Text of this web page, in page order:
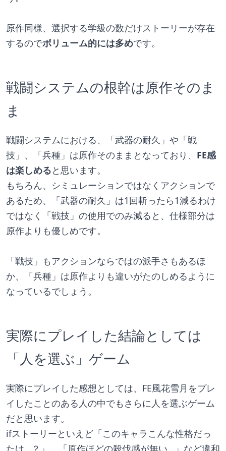
原作同様、選択する学級の数だけストーリーが存在
するのでボリューム的には多めです。
戦闘システムの根幹は原作そのま
ま
戦闘システムにおける、「武器の耐久」や「戦
技」、「兵種」は原作そのままとなっており、 FE感
は楽しめると思います。
もちろん、シミュレーションではなくアクションで
あるため、「武器の耐久」は1回斬ったら1減るわけ
ではなく「戦技」の使用でのみ減ると、仕様部分は
原作よりも優しめです。
「戦技」もアクションならではの派手さもあるほ
か、「兵種」は原作よりも違いがたのしめるように
なっているでしょう。
実際にプレイした結論としては
「人を選ぶ」ゲーム
実際にプレイした感想としては、FE風花雪月をプレ
イしたことのある人の中でもさらに人を選ぶゲーム
だと思います。
ifストーリーといえど「このキャラこんな性格だっ
たけ…？」、「原作ほどの殺伐感が無い…」など違和